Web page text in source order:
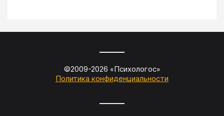
©2009-2026 «Психологос»
Политика конфиденциальности